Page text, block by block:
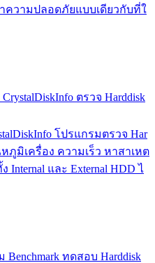
วามปลอดภัยแบบเดียวกับที่ใ
ตรวจ Harddisk
โปรแกรมตรวจ Har
ภูมิเครื่อง ความเร็ว หาสาเหต
และ External HDD ไ
Benchmark ทดสอบ Harddisk